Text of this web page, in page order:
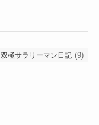
双極サラリーマン日記 (9)